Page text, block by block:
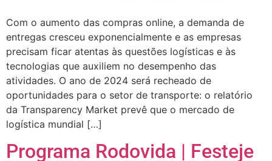
Com o aumento das compras online, a demanda de
entregas cresceu exponencialmente e as empresas
precisam ficar atentas às questões logísticas e às
tecnologias que auxiliem no desempenho das
atividades. O ano de 2024 será recheado de
oportunidades para o setor de transporte: o relatório
da Transparency Market prevê que o mercado de
logística mundial […]
Programa Rodovida | Festeje